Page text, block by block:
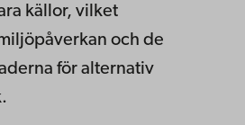
källor, vilket
och de
för alternativ